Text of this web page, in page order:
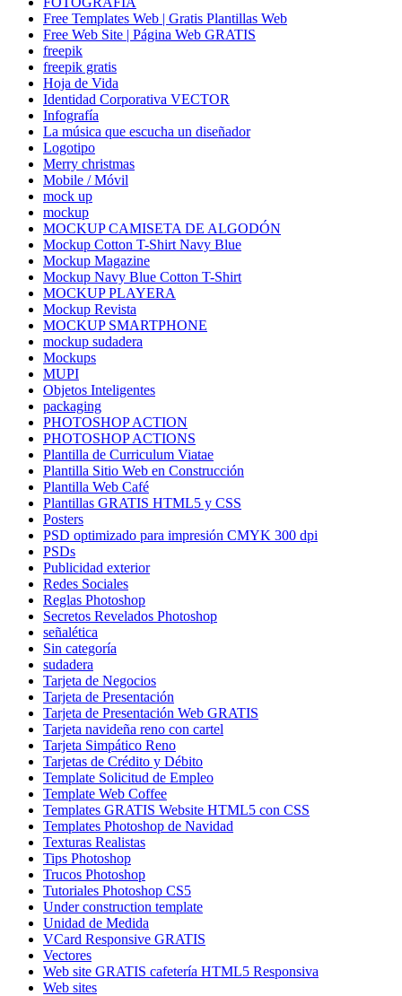
Free Templates Web | Gratis Plantillas Web
Free Web Site | Página Web GRATIS
freepik
freepik gratis
Hoja de Vida
Identidad Corporativa VECTOR
Infografía
La música que escucha un diseñador
Logotipo
Merry christmas
Mobile / Móvil
mock up
mockup
MOCKUP CAMISETA DE ALGODÓN
Mockup Cotton T-Shirt Navy Blue
Mockup Magazine
Mockup Navy Blue Cotton T-Shirt
MOCKUP PLAYERA
Mockup Revista
MOCKUP SMARTPHONE
mockup sudadera
Mockups
MUPI
Objetos Inteligentes
packaging
PHOTOSHOP ACTION
PHOTOSHOP ACTIONS
Plantilla de Curriculum Viatae
Plantilla Sitio Web en Construcción
Plantilla Web Café
Plantillas GRATIS HTML5 y CSS
Posters
PSD optimizado para impresión CMYK 300 dpi
PSDs
Publicidad exterior
Redes Sociales
Reglas Photoshop
Secretos Revelados Photoshop
señalética
Sin categoría
sudadera
Tarjeta de Negocios
Tarjeta de Presentación
Tarjeta de Presentación Web GRATIS
Tarjeta navideña reno con cartel
Tarjeta Simpático Reno
Tarjetas de Crédito y Débito
Template Solicitud de Empleo
Template Web Coffee
Templates GRATIS Website HTML5 con CSS
Templates Photoshop de Navidad
Texturas Realistas
Tips Photoshop
Trucos Photoshop
Tutoriales Photoshop CS5
Under construction template
Unidad de Medida
VCard Responsive GRATIS
Vectores
Web site GRATIS cafetería HTML5 Responsiva
Web sites